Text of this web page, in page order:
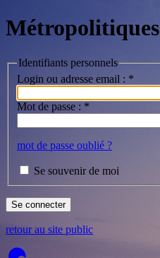
Métropolitiques
Identifiants personnels
Login ou adresse email : *
Mot de passe : *
mot de passe oublié ?
Se souvenir de moi
retour au site public